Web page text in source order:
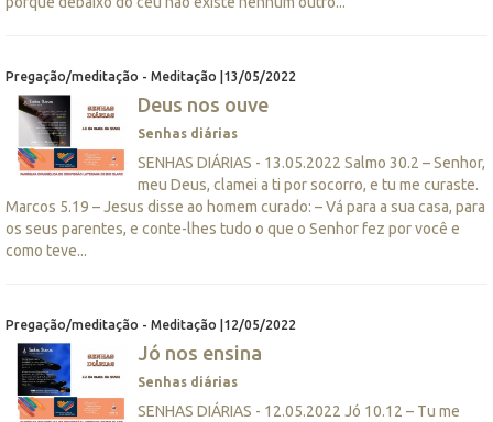
Pregação/meditação - Meditação |13/05/2022
Deus nos ouve
Senhas diárias
SENHAS DIÁRIAS - 13.05.2022 Salmo 30.2 – Senhor,
meu Deus, clamei a ti por socorro, e tu me curaste.
Marcos 5.19 – Jesus disse ao homem curado: – Vá para a sua casa, para
os seus parentes, e conte-lhes tudo o que o Senhor fez por você e
como teve...
Pregação/meditação - Meditação |12/05/2022
Jó nos ensina
Senhas diárias
SENHAS DIÁRIAS - 12.05.2022 Jó 10.12 – Tu me